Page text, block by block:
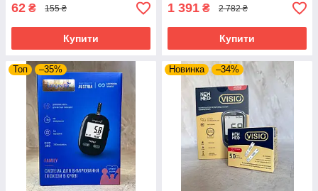
62 ₴ 155 ₴
Купити
1 391 ₴ 2 782 ₴
Купити
Топ –35% Новинка –34%